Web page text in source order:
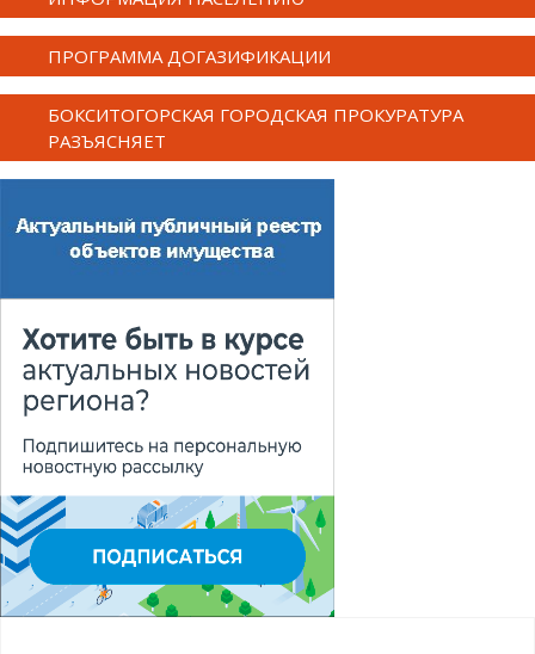
ПРОГРАММА ДОГАЗИФИКАЦИИ
БОКСИТОГОРСКАЯ ГОРОДСКАЯ ПРОКУРАТУРА
РАЗЪЯСНЯЕТ